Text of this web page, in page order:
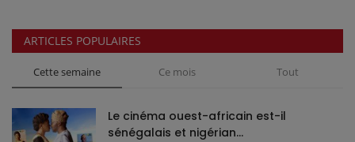
ARTICLES POPULAIRES
Cette semaine Ce mois Tout
Le cinéma ouest-africain est-il
sénégalais et nigérian...